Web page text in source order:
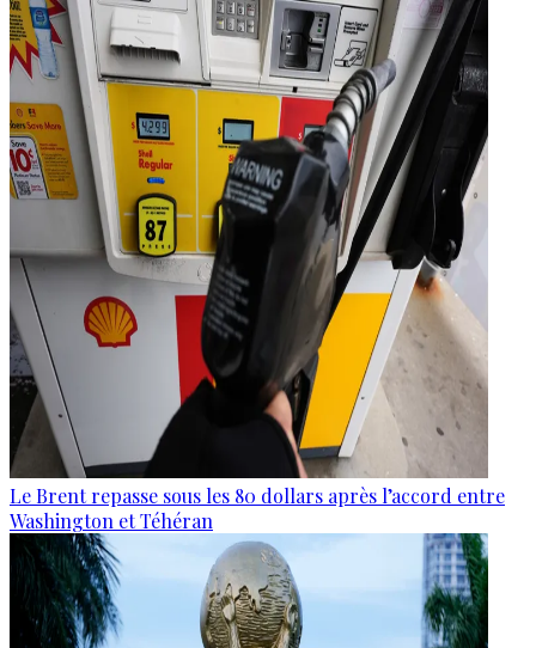
Le Brent repasse sous les 80 dollars après l’accord entre
Washington et Téhéran